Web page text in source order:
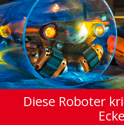
Diese Roboter
Ecke